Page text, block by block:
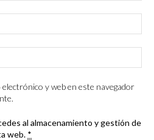
y web en este navegador
al almacenamiento y gestión de
web. *